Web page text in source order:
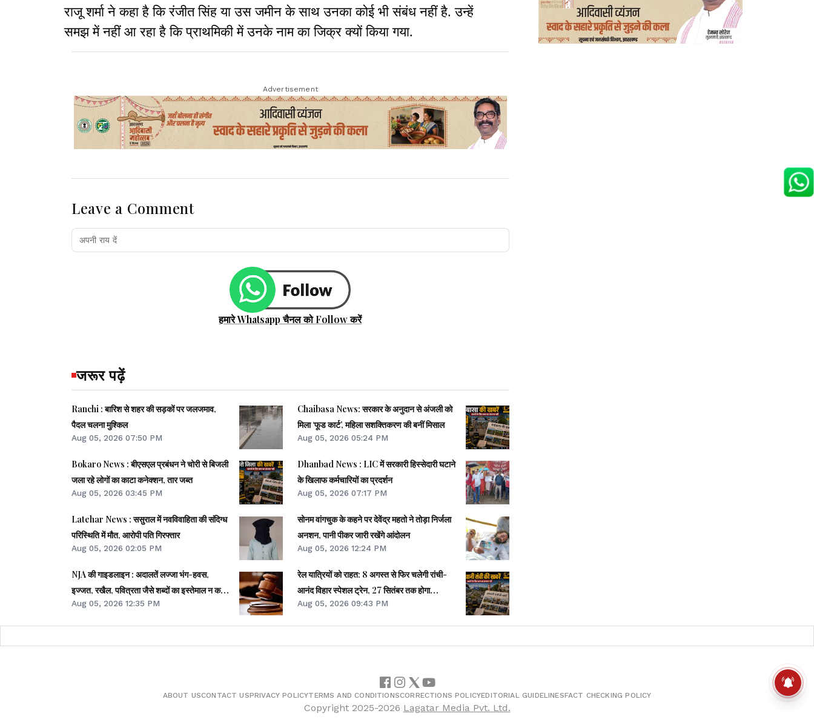
राजू शर्मा ने कहा है कि रंजीत सिंह या उस जमीन के साथ उनका कोई भी संबंध नहीं है. उन्हें
समझ में नहीं आ रहा है कि प्राथमिकी में उनके नाम का जिक्र क्यों किया गया.
Advertisement
Leave a Comment
हमारे Whatsapp चैनल को Follow करें
जरूर पढ़ें
Ranchi : बारिश से शहर की सड़कों पर जलजमाव,
पैदल चलना मुश्किल
Aug 05, 2026 07:50 PM
Bokaro News : बीएसएल प्रबंधन ने चोरी से बिजली
जला रहे लोगों का काटा कनेक्शन, तार जब्त
Aug 05, 2026 03:45 PM
Latehar News : ससुराल में नवविवाहिता की संदिग्ध
परिस्थिति में मौत, आरोपी पति गिरफ्तार
Aug 05, 2026 02:05 PM
NJA की गाइडलाइन : अदालतें लज्जा भंग-हवस,
इज्जत, रखैल, पवित्रता जैसे शब्दों का इस्तेमाल न करें,
सबूतों पर फैसला दें
Aug 05, 2026 12:35 PM
Chaibasa News: सरकार के अनुदान से अंजली को
मिला ‘फूड कार्ट’, महिला सशक्तिकरण की बनीं मिसाल
Aug 05, 2026 05:24 PM
Dhanbad News : LIC में सरकारी हिस्सेदारी घटाने
के खिलाफ कर्मचारियों का प्रदर्शन
Aug 05, 2026 07:17 PM
सोनम वांगचुक के कहने पर देवेंद्र महतो ने तोड़ा निर्जला
अनशन, पानी पीकर जारी रखेंगे आंदोलन
Aug 05, 2026 12:24 PM
रेल यात्रियों को राहत: 8 अगस्त से फिर चलेगी रांची-
आनंद विहार स्पेशल ट्रेन, 27 सितंबर तक होगा
परिचालन
Aug 05, 2026 09:43 PM
ABOUT USCONTACT USPRIVACY POLICYTERMS AND CONDITIONSCORRECTIONS POLICYEDITORIAL GUIDELINESFACT CHECKING POLICY
Copyright 2025-2026 Lagatar Media Pvt. Ltd.